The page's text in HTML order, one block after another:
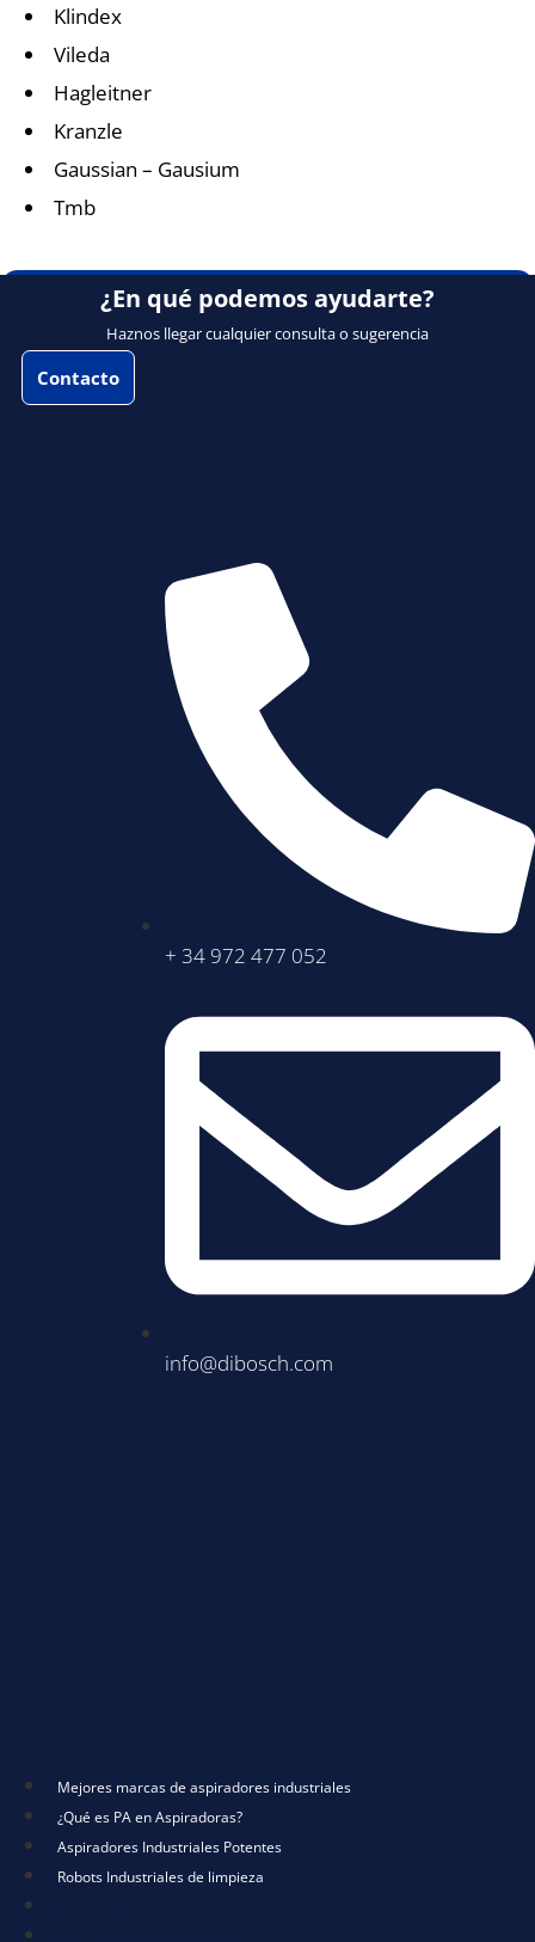
Klindex
Vileda
Hagleitner
Kranzle
Gaussian – Gausium
Tmb
¿En qué podemos ayudarte?
Haznos llegar cualquier consulta o sugerencia
Contacto
+ 34 972 477 052
info@dibosch.com
Mejores marcas de aspiradores industriales
¿Qué es PA en Aspiradoras?
Aspiradores Industriales Potentes
Robots Industriales de limpieza